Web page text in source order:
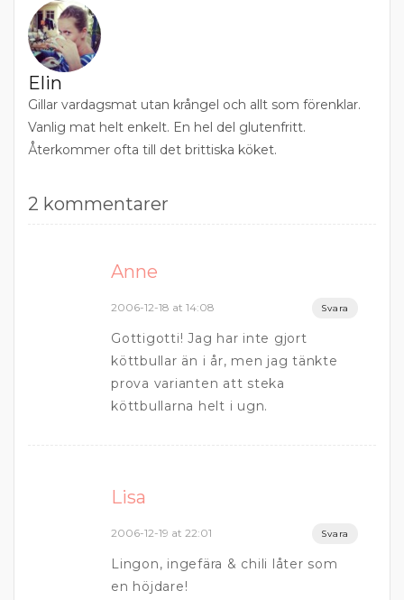
Elin
Gillar vardagsmat utan krångel och allt som förenklar.
Vanlig mat helt enkelt. En hel del glutenfritt.
Återkommer ofta till det brittiska köket.
2 kommentarer
Anne
2006-12-18 at 14:08 Svara
Gottigotti! Jag har inte gjort
köttbullar än i år, men jag tänkte
prova varianten att steka
köttbullarna helt i ugn.
Lisa
2006-12-19 at 22:01 Svara
Lingon, ingefära & chili låter som
en höjdare!